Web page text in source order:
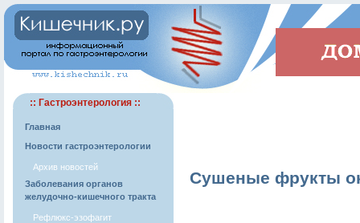
:: Гастроэнтерология ::
Главная
Новости гастроэнтерологии
Архив новостей
Заболевания органов
желудочно-кишечного тракта
Рефлюкс-эзофагит
Сушеные фрукты